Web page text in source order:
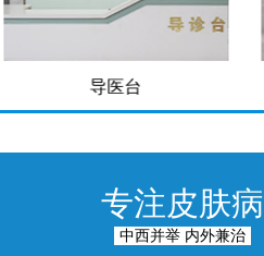
导医台
专注皮肤病
中西并举 内外兼治